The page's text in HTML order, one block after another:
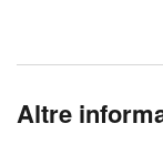
Altre